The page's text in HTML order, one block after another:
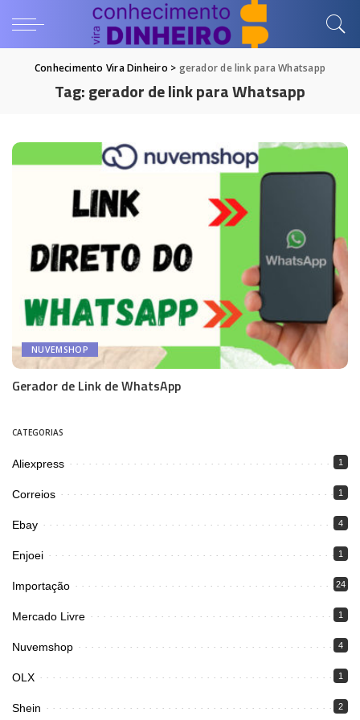
Conhecimento Vira Dinheiro > gerador de link para Whatsapp
Tag:gerador de link para Whatsapp
NUVEMSHOP
Gerador de Link de WhatsApp
CATEGORIAS
Aliexpress 1
Correios 1
Ebay 4
Enjoei 1
Importação 24
Mercado Livre 1
Nuvemshop 4
OLX 1
Shein 2